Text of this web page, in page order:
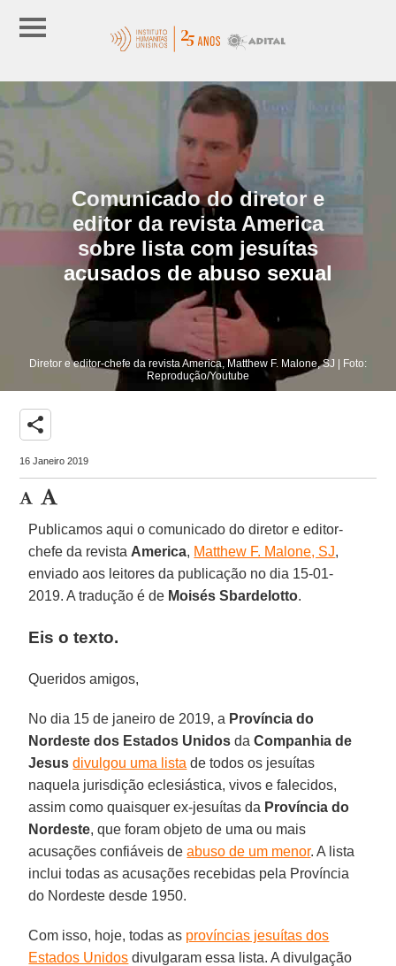
Comunicado do diretor e
editor da revista America
sobre lista com jesuítas
acusados de abuso sexual
Diretor e editor-chefe da revista America, Matthew F. Malone, SJ | Foto:
Reprodução/Youtube
share
16 Janeiro 2019
Publicamos aqui o comunicado do diretor e editor-
chefe da revista America, Matthew F. Malone, SJ,
enviado aos leitores da publicação no dia 15-01-
2019. A tradução é de Moisés Sbardelotto.
Eis o texto.
Queridos amigos,
No dia 15 de janeiro de 2019, a Província do
Nordeste dos Estados Unidos daCompanhia de
Jesusdivulgou uma lista de todos os jesuítas
naquela jurisdição eclesiástica, vivos e falecidos,
assim como quaisquer ex-jesuítas da Província do
Nordeste, que foram objeto de uma ou mais
acusações confiáveis deabuso de um menor. A lista
inclui todas as acusações recebidas pela Província
do Nordeste desde 1950.
Com isso, hoje, todas as províncias jesuítas dos
Estados Unidos divulgaram essa lista. A divulgação